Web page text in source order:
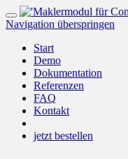
Navigation überspringen
Start
Demo
Dokumentation
Referenzen
FAQ
Kontakt
jetzt bestellen